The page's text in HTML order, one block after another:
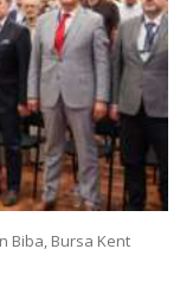
Biba, Bursa Kent